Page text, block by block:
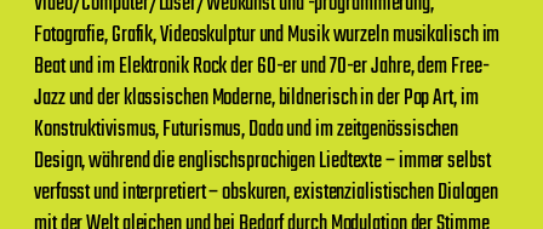
m
Fotografie, Grafik, Videoskulptur und Musik wurzeln musikalisch im
Beat und im Elektronik Rock der 60-er und 70-er Jahre, dem Free-
Jazz und der klassischen Moderne, bildnerisch in der Pop Art, im
Konstruktivismus, Futurismus, Dada und im zeitgenössischen
Design, während die englischsprachigen Liedtexte – immer selbst
verfasst und interpretiert – obskuren, existenzialistischen Dialogen